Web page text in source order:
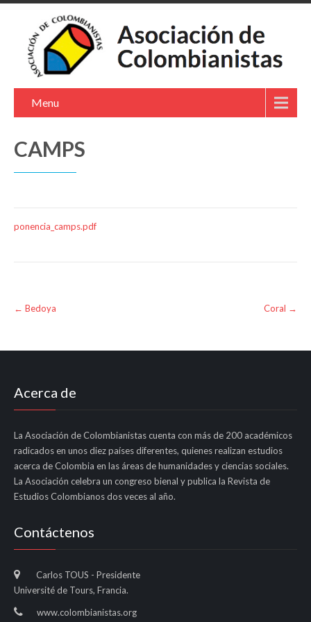
Menu
CAMPS
ponencia_camps.pdf
Post
navigation
← Bedoya Coral →
Acerca de
La Asociación de Colombianistas cuenta con más de 200 académicos
radicados en unos diez países diferentes, quienes realizan estudios
acerca de Colombia en las áreas de humanidades y ciencias sociales.
La Asociación celebra un congreso bienal y publica la Revista de
Estudios Colombianos dos veces al año.
Contáctenos
Carlos TOUS - Presidente
Université de Tours, Francia.
www.colombianistas.org